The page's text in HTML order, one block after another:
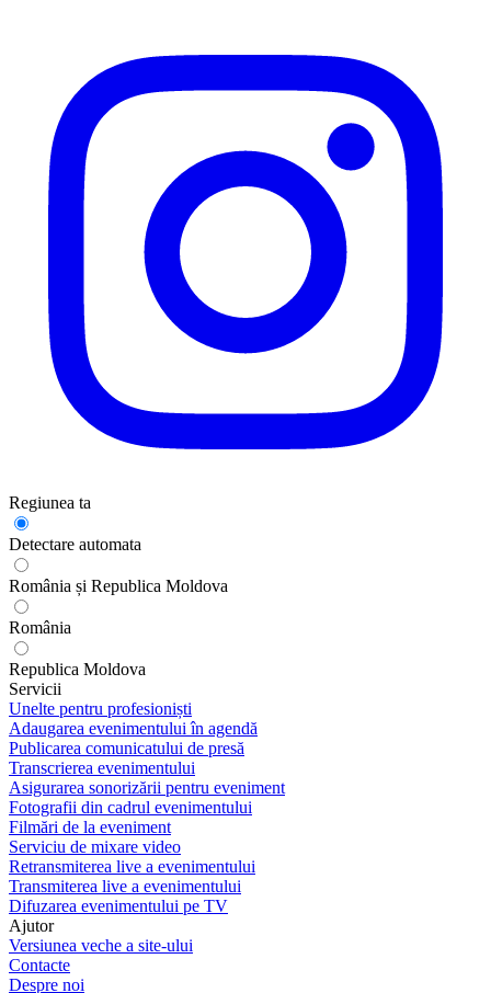
Regiunea ta
Detectare automata
România și Republica Moldova
România
Republica Moldova
Servicii
Unelte pentru profesioniști
Adaugarea evenimentului în agendă
Publicarea comunicatului de presă
Transcrierea evenimentului
Asigurarea sonorizării pentru eveniment
Fotografii din cadrul evenimentului
Filmări de la eveniment
Serviciu de mixare video
Retransmiterea live a evenimentului
Transmiterea live a evenimentului
Difuzarea evenimentului pe TV
Ajutor
Versiunea veche a site-ului
Contacte
Despre noi